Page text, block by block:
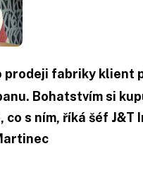
prodeji fabriky klient
Bohatstvím si
co s ním, říká šéf J&T